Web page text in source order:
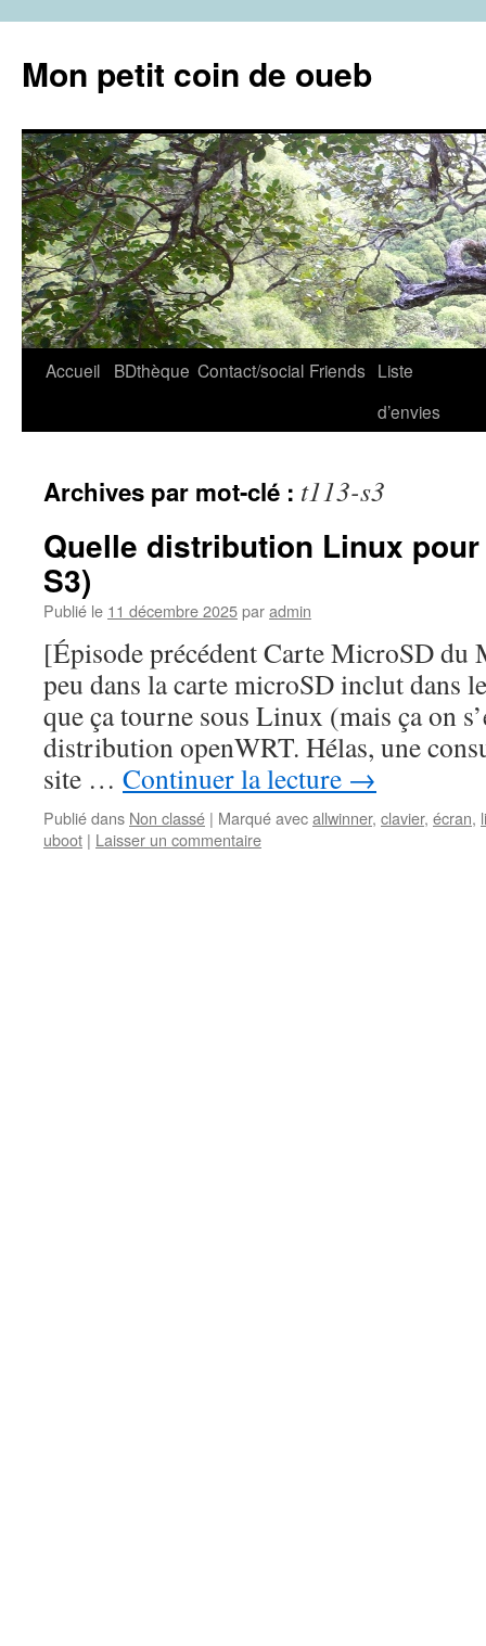
contenu
Mon petit coin de oueb
Accueil BDthèque Contact/social Friends Liste
d’envies
Archives par mot-clé : t113-s3
Quelle distribution Linux pour
S3)
Publié le 11 décembre 2025paradmin
[Épisode précédent Carte MicroSD
peu dans la carte microSD inclut dans
que ça tourne sous Linux (mais ça on
distribution openWRT. Hélas, une
site … Continuer la lecture →
Publié dans Non classé | Marqué avecallwinner, clavier, écran,
uboot | Laisser un commentaire